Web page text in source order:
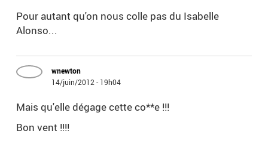
Pour autant qu'on nous colle pas du Isabelle
Alonso...
wnewton
14/juin/2012 - 19h04
Mais qu'elle dégage cette co**e !!!
Bon vent !!!!